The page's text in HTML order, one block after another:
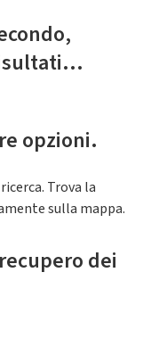
opzioni.
Trova la
sulla mappa.
dei